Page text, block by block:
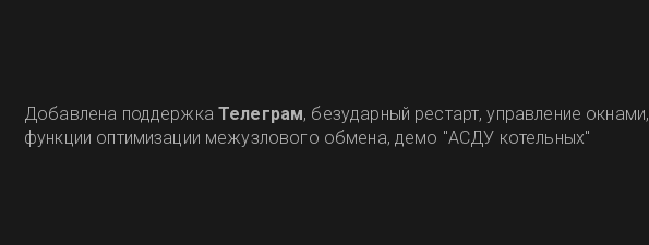
Добавлена поддержка Телеграм, безударный рестарт, управление окнами,
функции оптимизации межузлового обмена, демо "АСДУ котельных"